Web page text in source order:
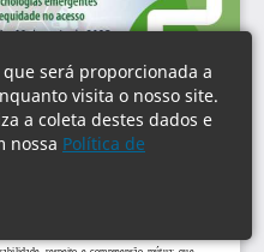
será proporcionada a
visita o nosso site.
a coleta destes dados e
nossa Política de